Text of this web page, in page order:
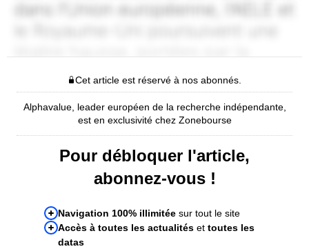
Cet article est réservé à nos abonnés.
Alphavalue, leader européen de la recherche indépendante,
est en exclusivité chez Zonebourse
Pour débloquer l'article,
abonnez-vous !
Navigation 100% illimitée sur tout le site
Accès à toutes les actualités et toutes les
datas